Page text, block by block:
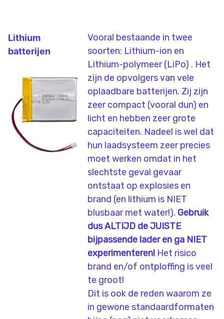
Lithium
batterijen
Vooral bestaande in twee
soorten: Lithium-ion en
Lithium-polymeer (LiPo) . Het
zijn de opvolgers van vele
oplaadbare batterijen. Zij zijn
zeer compact (vooral dun) en
licht en hebben zeer grote
capaciteiten. Nadeel is wel dat
hun laadsysteem zeer precies
moet werken omdat in het
slechtste geval gevaar
ontstaat op explosies en
brand (en lithium is NIET
blusbaar met water!). Gebruik
dus ALTIJD de JUISTE
bijpassende lader en ga NIET
experimenteren! Het risico
brand en/of ontploffing is veel
te groot!
Dit is ook de reden waarom ze
in gewone standaardformaten